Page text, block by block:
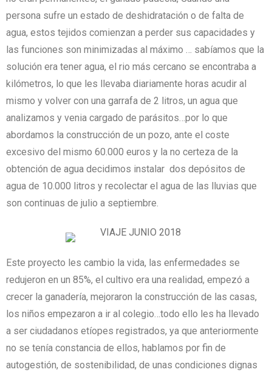
persona sufre un estado de deshidratación o de falta de
agua, estos tejidos comienzan a perder sus capacidades y
las funciones son minimizadas al máximo … sabíamos que la
solución era tener agua, el rio más cercano se encontraba a
kilómetros, lo que les llevaba diariamente horas acudir al
mismo y volver con una garrafa de 2 litros, un agua que
analizamos y venia cargado de parásitos…por lo que
abordamos la construcción de un pozo, ante el coste
excesivo del mismo 60.000 euros y la no certeza de la
obtención de agua decidimos instalar dos depósitos de
agua de 10.000 litros y recolectar el agua de las lluvias que
son continuas de julio a septiembre.
Este proyecto les cambio la vida, las enfermedades se
redujeron en un 85%, el cultivo era una realidad, empezó a
crecer la ganadería, mejoraron la construcción de las casas,
los niños empezaron a ir al colegio…todo ello les ha llevado
a ser ciudadanos etíopes registrados, ya que anteriormente
no se tenía constancia de ellos, hablamos por fin de
autogestión, de sostenibilidad, de unas condiciones dignas